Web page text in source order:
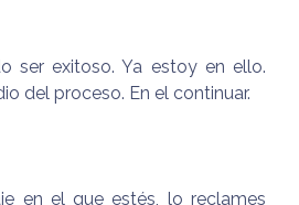
ser exitoso. Ya estoy en ello.
del proceso. En el continuar.
en el que estés, lo reclames